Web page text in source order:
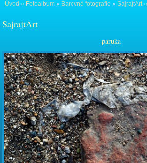
Úvod » Fotoalbum » Barevné fotografie » SajrajtArt»
SajrajtArt
paruka